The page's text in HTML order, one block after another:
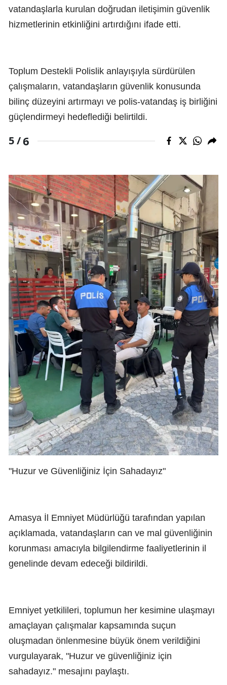
vatandaşlarla kurulan doğrudan iletişimin güvenlik
hizmetlerinin etkinliğini artırdığını ifade etti.
Toplum Destekli Polislik anlayışıyla sürdürülen
çalışmaların, vatandaşların güvenlik konusunda
bilinç düzeyini artırmayı ve polis-vatandaş iş birliğini
güçlendirmeyi hedeflediği belirtildi.
5 /6
"Huzur ve Güvenliğiniz İçin Sahadayız"
Amasya İl Emniyet Müdürlüğü tarafından yapılan
açıklamada, vatandaşların can ve mal güvenliğinin
korunması amacıyla bilgilendirme faaliyetlerinin il
genelinde devam edeceği bildirildi.
Emniyet yetkilileri, toplumun her kesimine ulaşmayı
amaçlayan çalışmalar kapsamında suçun
oluşmadan önlenmesine büyük önem verildiğini
vurgulayarak, "Huzur ve güvenliğiniz için
sahadayız." mesajını paylaştı.